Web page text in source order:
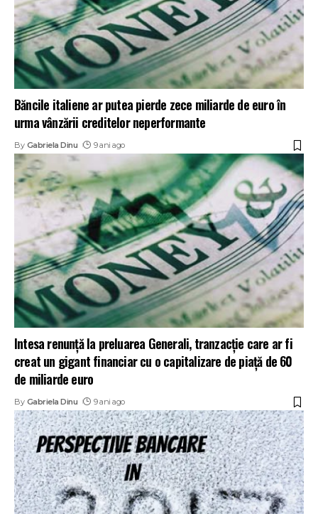
Băncile italiene ar putea pierde zece miliarde de euro în
urma vânzării creditelor neperformante
By Gabriela Dinu 9 ani ago
Intesa renunță la preluarea Generali, tranzacție care ar fi
creat un gigant financiar cu o capitalizare de piață de 60
de miliarde euro
By Gabriela Dinu 9 ani ago